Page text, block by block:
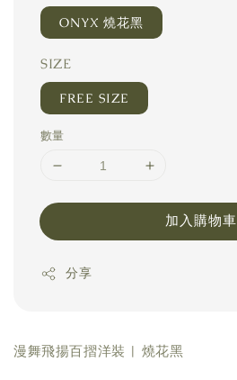
ONYX 燒花黑
SIZE
FREE SIZE
數量
加入購物車
分享
漫舞飛揚百摺洋裝 | 燒花黑